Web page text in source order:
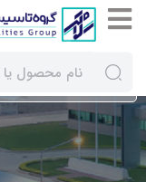
گروه تاسیسات سلامتی استخر